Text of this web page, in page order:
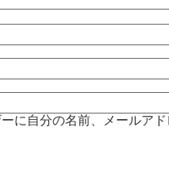
に自分の名前、メールアド